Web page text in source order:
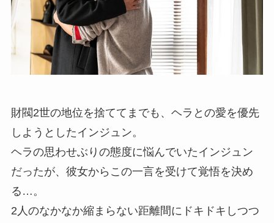
財閥2世の地位を捨ててまでも、ヘラとの愛を優先
しようとしたインジュン。
ヘラの思わせぶりの態度に悩んでいたインジュン
だったが、彼女からこの一言を受けて覚悟を決め
る…。
2人のなかなか縮まらない距離間にドキドキしつつ